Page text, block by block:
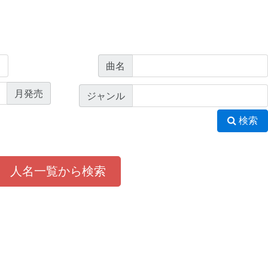
曲名
月発売 ジャンル
検索
人名一覧から検索